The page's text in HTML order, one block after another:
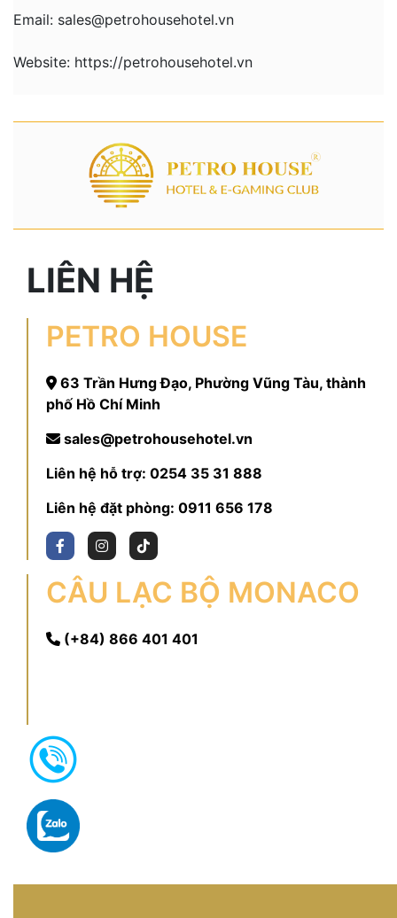
Email: sales@petrohousehotel.vn
Website: https://petrohousehotel.vn
LIÊN HỆ
PETRO HOUSE
63 Trần Hưng Đạo, Phường Vũng Tàu, thành
phố Hồ Chí Minh
sales@petrohousehotel.vn
Liên hệ hỗ trợ: 0254 35 31 888
Liên hệ đặt phòng: 0911 656 178
CÂU LẠC BỘ MONACO
(+84) 866 401 401